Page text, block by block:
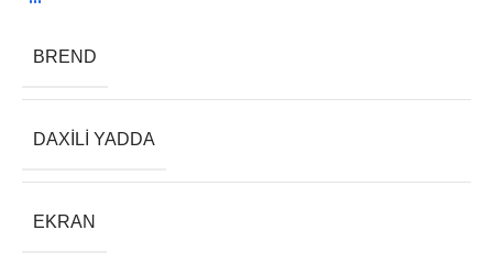
BREND
DAXILI YADDA
EKRAN